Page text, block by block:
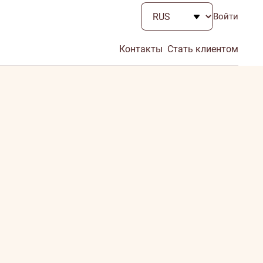
Войти
Контакты Стать клиентом